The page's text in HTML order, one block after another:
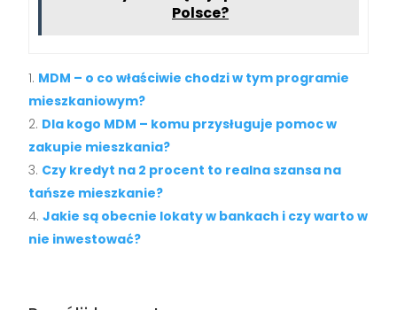
Polsce?
MDM – o co właściwie chodzi w tym programie
mieszkaniowym?
Dla kogo MDM – komu przysługuje pomoc w
zakupie mieszkania?
Czy kredyt na 2 procent to realna szansa na
tańsze mieszkanie?
Jakie są obecnie lokaty w bankach i czy warto w
nie inwestować?